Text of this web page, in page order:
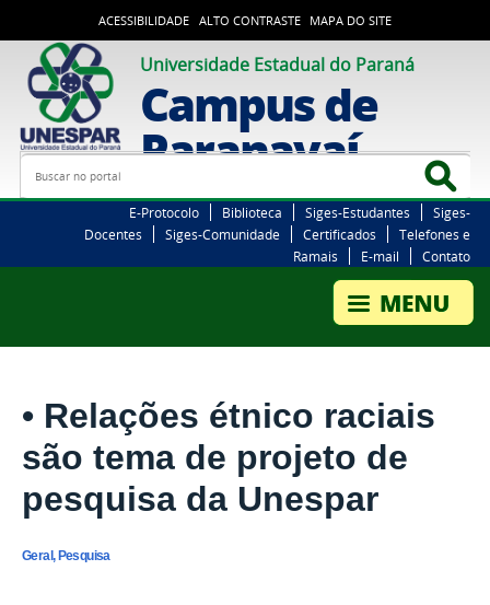
ACESSIBILIDADE ALTO CONTRASTE MAPA DO SITE
Universidade Estadual do Paraná
Campus de
Paranavaí
Busca
E-Protocolo Biblioteca Siges-Estudantes
Siges-
Docentes
Siges-Comunidade Certificados
Telefones e
Ramais
E-mail Contato
• Relações étnico raciais
são tema de projeto de
pesquisa da Unespar
Geral, Pesquisa